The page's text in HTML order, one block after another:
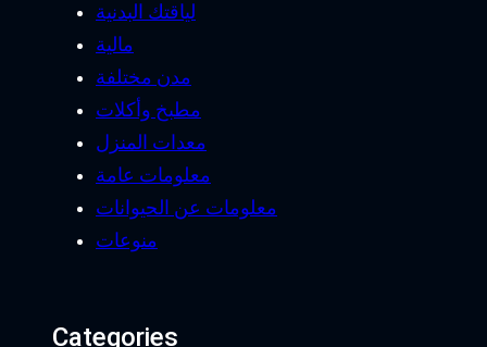
لياقتك البدنية
مالية
مدن مختلفة
مطبخ وأكلات
معدات المنزل
معلومات عامة
معلومات عن الحيوانات
منوعات
Categories